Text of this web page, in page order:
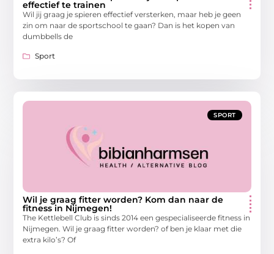
effectief te trainen
Wil jij graag je spieren effectief versterken, maar heb je geen
zin om naar de sportschool te gaan? Dan is het kopen van
dumbbells de
Sport
SPORT
Wil je graag fitter worden? Kom dan naar de
fitness in Nijmegen!
The Kettlebell Club is sinds 2014 een gespecialiseerde fitness in
Nijmegen. Wil je graag fitter worden? of ben je klaar met die
extra kilo’s? Of